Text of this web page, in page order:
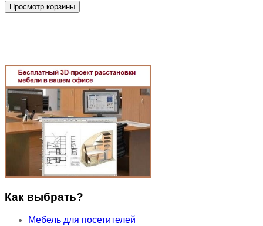
Как выбрать?
Мебель для посетителей